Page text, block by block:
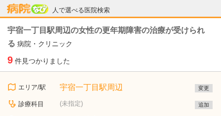
人で選べる医院検索
病院なび
宇宿一丁目駅周辺の女性の更年期障害の治療が受けられ
る 病院・クリニック
9 件見つかりました
エリア/駅 宇宿一丁目駅周辺 変更
診療科目 (未指定) 追加